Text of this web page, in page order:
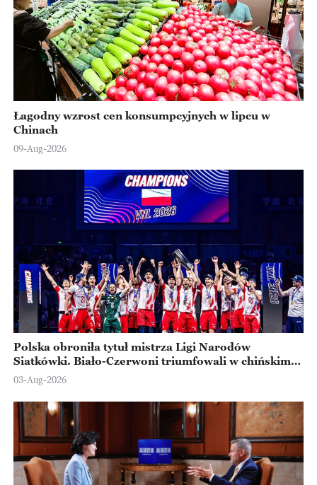
Łagodny wzrost cen konsumpcyjnych w lipcu w
Chinach
09-Aug-2026
Polska obroniła tytuł mistrza Ligi Narodów
Siatkówki. Biało-Czerwoni triumfowali w chińskim
Ningbo
03-Aug-2026